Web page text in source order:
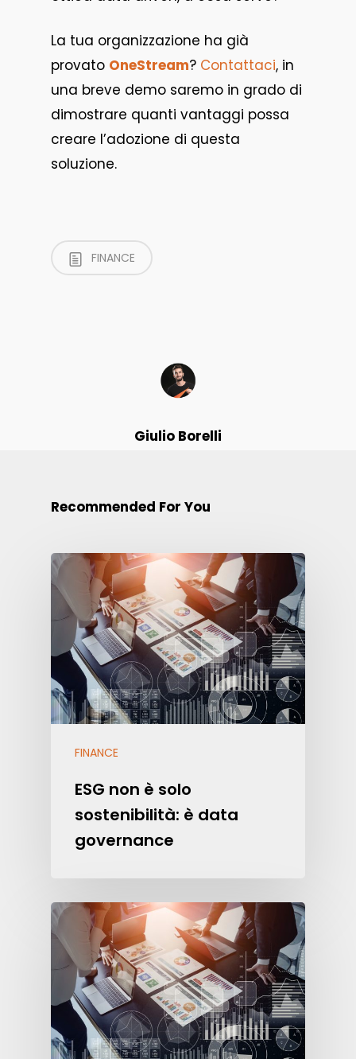
La tua organizzazione ha già
provato OneStream? Contattaci, in
una breve demo saremo in grado di
dimostrare quanti vantaggi possa
creare l’adozione di questa
soluzione.
FINANCE
Giulio Borelli
Recommended For You
FINANCE
ESG non è solo
sostenibilità: è data
governance